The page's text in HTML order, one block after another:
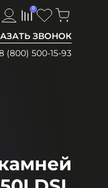
ЗВОНОК
(800) 500-15-93
0